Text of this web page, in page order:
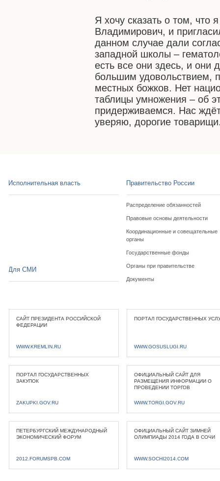
Я хочу сказать о том,
Владимирович, и
данном случае дали
западной школы –
есть все они здесь, и они
большим удовольствием,
местных божков. Нет
таблицы умножения – об
придерживаемся. Нас
уверяю, дорогие
Исполнительная власть Правительство России
Распределение обязанностей
Правовые основы деятельности
Координационные и совещательные
органы
Государственные фонды
Органы при правительстве
Документы
Для СМИ
САЙТ ПРЕЗИДЕНТА РОССИЙСКОЙ
ФЕДЕРАЦИИ
WWW.KREMLIN.RU
ПОРТАЛ ГОСУДАРСТВЕННЫХ
WWW.GOSUSLUGI.RU
ПОРТАЛ ГОСУДАРСТВЕННЫХ
ЗАКУПОК
ZAKUPKI.GOV.RU
ОФИЦИАЛЬНЫЙ САЙТ ДЛЯ
РАЗМЕЩЕНИЯ ИНФОРМАЦИИ О
ПРОВЕДЕНИИ ТОРГОВ
WWW.TORGI.GOV.RU
ПЕТЕРБУРГСКИЙ МЕЖДУНАРОДНЫЙ
ЭКОНОМИЧЕСКИЙ ФОРУМ
2012.FORUMSPB.COM
ОФИЦИАЛЬНЫЙ САЙТ ЗИМНЕЙ
ОЛИМПИАДЫ 2014 ГОДА В СОЧИ
WWW.SOCHI2014.COM